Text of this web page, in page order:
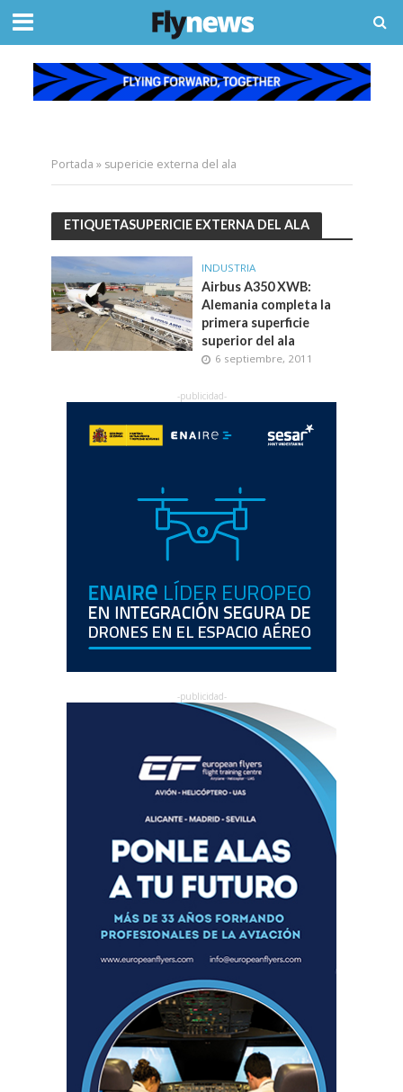
Portada » supericie externa del ala
ETIQUETASUPERICIE EXTERNA DEL ALA
INDUSTRIA
Airbus A350 XWB:
Alemania completa la
primera superficie
superior del ala
6 septiembre, 2011